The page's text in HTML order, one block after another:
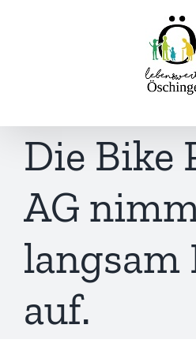
Die Bike
AG
langsam
auf.